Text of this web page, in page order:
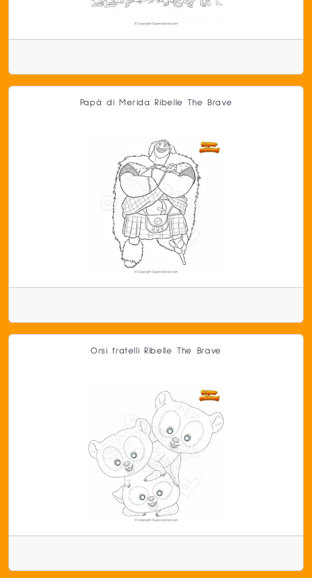
Papà di Merida Ribelle The Brave
Orsi fratelli Ribelle The Brave